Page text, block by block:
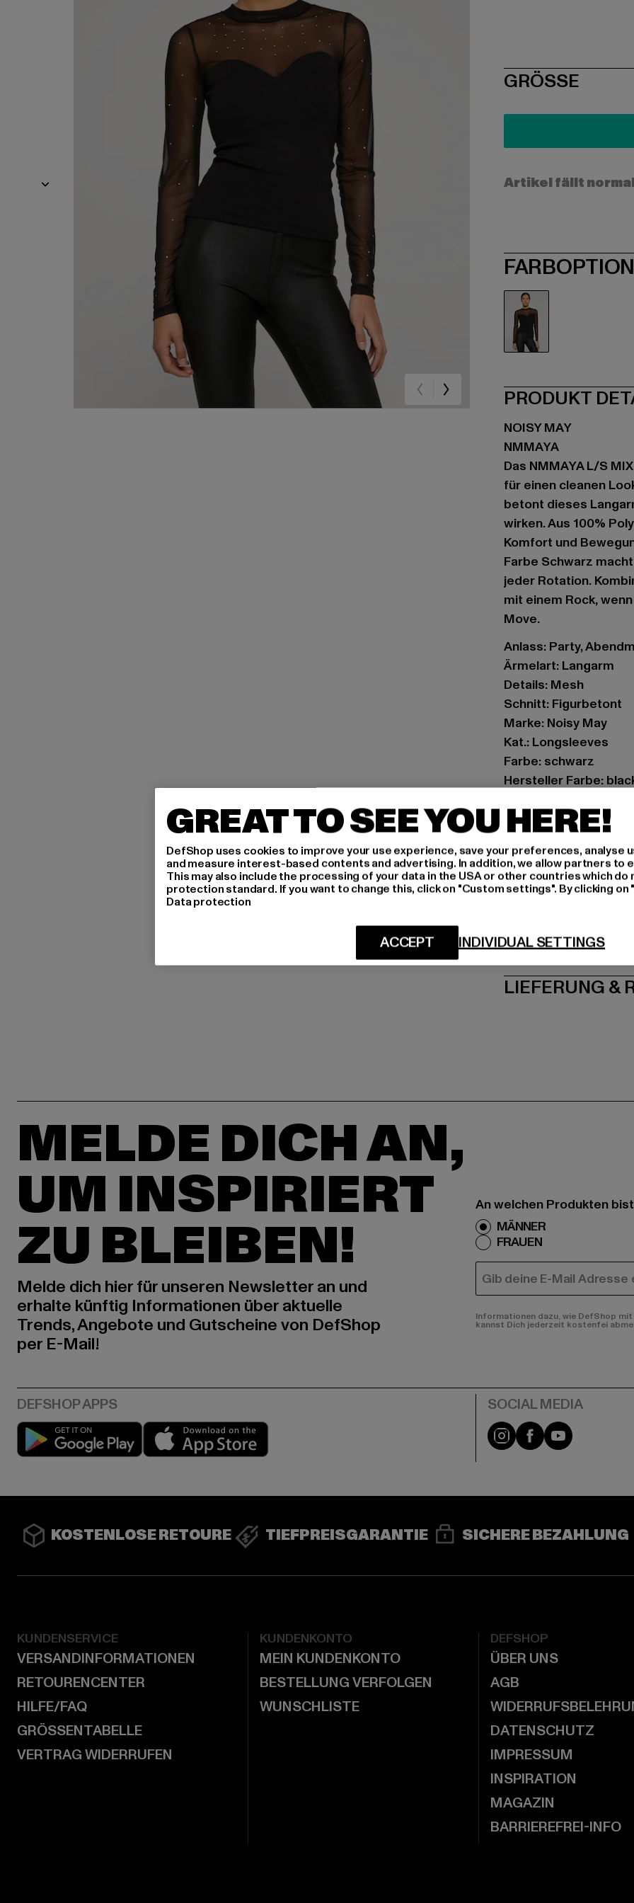
SIZE
GRÖSSE
Artikel fällt
PRODUKT
NOISY MAY
NMMAYA
Das NMMAYA L/S
für einen cleanen
betont dieses
wirken. Aus 100%
Komfort und
Farbe Schwarz
jeder Rotation.
mit einem Rock,
Move.
Anlass: Party,
Ärmelart: Langarm
Details: Mesh
Schnitt: Figurbetont
Marke: Noisy May
Kat.: Longsleeves
Farbe: schwarz
Hersteller Farbe:
Art.Nr: 27028461-
Hersteller:
Schöneberger Straße
LIEFERUNG &
MELDE DICH AN,
UM INSPIRIERT
ZU BLEIBEN!
Melde dich hier für unseren Newsletter an und
erhalte künftig Informationen über aktuelle
Trends, Angebote und Gutscheine von DefShop
per E-Mail!
An welchen Produkten
MÄNNER
FRAUEN
E-MAIL
Informationen dazu, wie DefShop
kannst Dich jederzeit kostenfei
Play market Instagram
FacebookYouTube
KOSTENLOSE RETOURE TIEFPREISGARANTIE SICHERE BEZAHLUNG
KUNDENSERVICE
VERSANDINFORMATIONEN
RETOURENCENTER
HILFE/FAQ
GRÖSSENTABELLE
VERTRAG WIDERRUFEN
KUNDENKONTO
MEIN KUNDENKONTO
BESTELLUNG VERFOLGEN
WUNSCHLISTE
DEFSHOP
ÜBER UNS
AGB
DATENSCHUTZ
IMPRESSUM
INSPIRATION
MAGAZIN
BARRIEREFREI-INFO
GREAT TO SEE YOU HERE!
DefShop uses cookies to improve your use experience, save your preferences, analyse
and measure interest-based contents and advertising. In addition, we allow partners to
This may also include the processing of your data in the USA or other countries which do
protection standard. If you want to change this, click on "Custom settings". By clicking
Data protection
INDIVIDUAL SETTINGS
ACCEPT